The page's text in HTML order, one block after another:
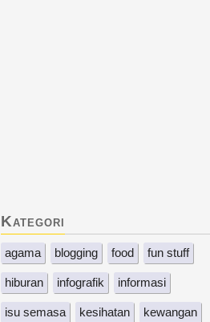
Kategori
agama blogging food fun stuff
hiburan infografik informasi
isu semasa kesihatan kewangan